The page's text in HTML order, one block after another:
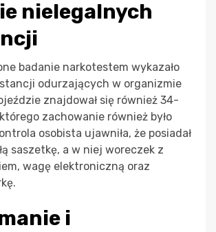
nielegalnych
badanie narkotestem wykazało
odurzających w organizmie
znajdował się również 34-
zachowanie również było
osobista ujawniła, że posiadał
saszetkę, a w niej woreczek z
wagę elektroniczną oraz
i